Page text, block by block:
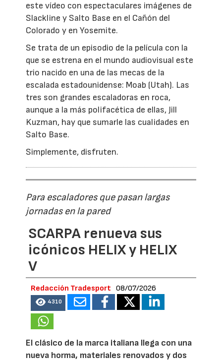
este vídeo con espectaculares imágenes de
Slackline y Salto Base en el Cañón del
Colorado y en Yosemite.
Se trata de un episodio de la película con la
que se estrena en el mundo audiovisual este
trio nacido en una de las mecas de la
escalada estadounidense: Moab (Utah). Las
tres son grandes escaladoras en roca,
aunque a la más polifacética de ellas, Jill
Kuzman, hay que sumarle las cualidades en
Salto Base.
Simplemente, disfruten.
Para escaladores que pasan largas
jornadas en la pared
SCARPA renueva sus
icónicos HELIX y HELIX
V
Redacción Tradesport 08/07/2026
4310
El clásico de la marca italiana llega con una
nueva horma, materiales renovados y dos